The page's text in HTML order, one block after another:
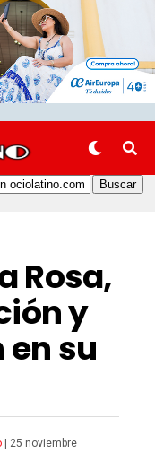
Rosa,
y
su
25 noviembre